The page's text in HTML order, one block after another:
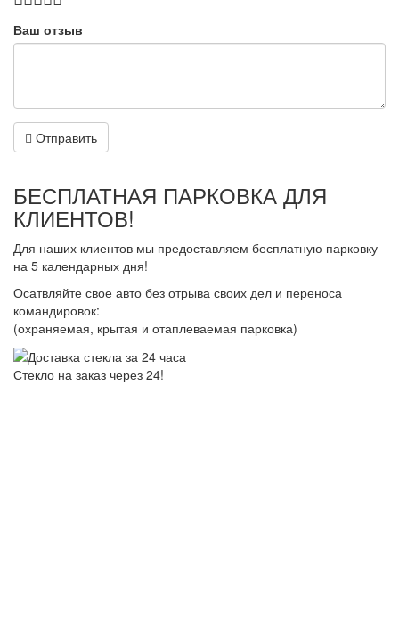
Ваш отзыв
Отправить
БЕСПЛАТНАЯ ПАРКОВКА ДЛЯ
КЛИЕНТОВ!
Для наших клиентов мы предоставляем бесплатную парковку
на 5 календарных дня!
Осатвляйте свое авто без отрыва своих дел и переноса
командировок:
(охраняемая, крытая и отаплеваемая парковка)
Стекло на заказ через 24!